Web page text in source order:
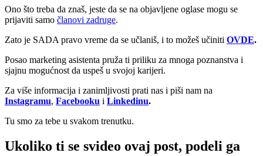
Ono što treba da znaš, jeste da se na objavljene oglase mogu se
prijaviti samo članovi zadruge.
Zato je SADA pravo vreme da se učlaniš, i to možeš učiniti OVDE.
Posao marketing asistenta pruža ti priliku za mnoga poznanstva i
sjajnu mogućnost da uspeš u svojoj karijeri.
Za više informacija i zanimljivosti prati nas i piši nam na
Instagramu, Facebooku i Linkedinu.
Tu smo za tebe u svakom trenutku.
Ukoliko ti se svideo ovaj post, podeli ga